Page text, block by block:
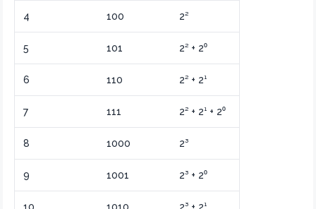
4 100 2²
5 101 2² + 2⁰
6 110 2² + 2¹
7 111 2² + 2¹ + 2⁰
8 1000 2³
9 1001 2³ + 2⁰